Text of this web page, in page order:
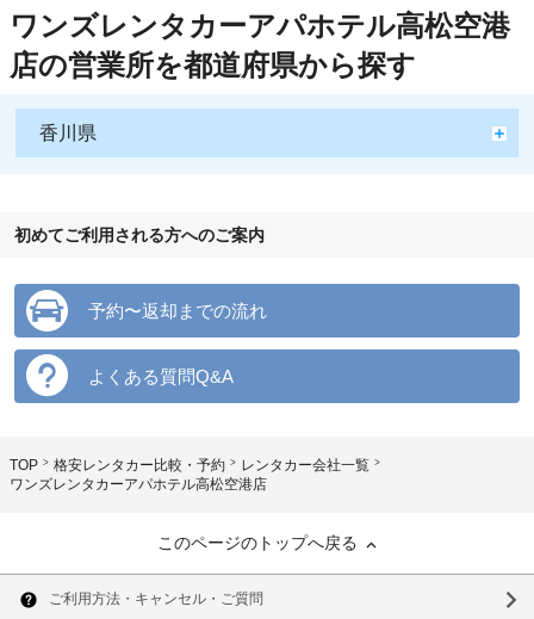
ワンズレンタカーアパホテル高松空港
店の営業所を都道府県から探す
香川県
初めてご利用される方へのご案内
予約〜返却までの流れ
よくある質問Q&A
TOP 格安レンタカー比較・予約
レンタカー会社一覧
ワンズレンタカーアパホテル高松空港店
このページのトップへ戻る